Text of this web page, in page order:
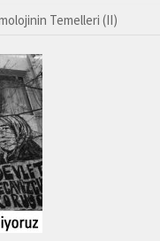
Temelleri (II)